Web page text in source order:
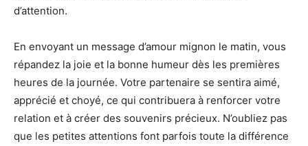
d’attention.
En envoyant un message d’amour mignon le matin, vous
répandez la joie et la bonne humeur dès les premières
heures de la journée. Votre partenaire se sentira aimé,
apprécié et choyé, ce qui contribuera à renforcer votre
relation et à créer des souvenirs précieux. N’oubliez pas
que les petites attentions font parfois toute la différence